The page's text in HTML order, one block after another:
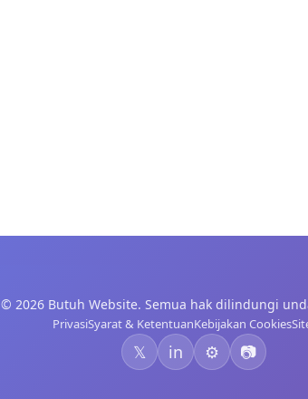
© 2026 Butuh Website. Semua hak dilindungi
PrivasiSyarat & KetentuanKebijakan Cookies
𝕏 in ⚙️ 📷